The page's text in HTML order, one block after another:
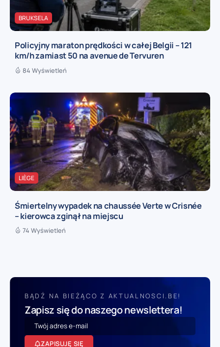
BRUKSELA
Policyjny maraton prędkości w całej Belgii – 121
km/h zamiast 50 na avenue de Tervuren
84 Wyświetleń
LIÈGE
Śmiertelny wypadek na chaussée Verte w Crisnée
– kierowca zginął na miejscu
74 Wyświetleń
BĄDŹ NA BIEŻĄCO Z AKTUALNOSCI.BE!
Zapisz się do naszego newslettera!
ZAPISUJĘ SIĘ